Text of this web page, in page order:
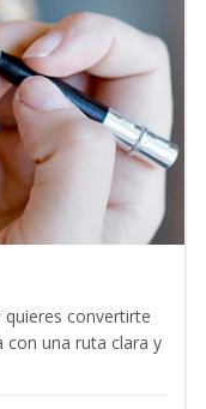
convertirte
con una ruta clara y